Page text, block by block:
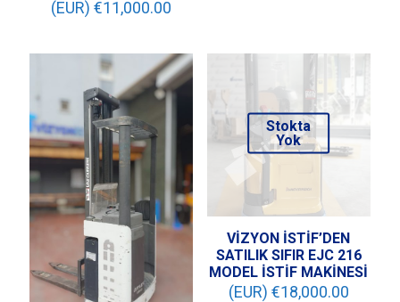
(EUR) €11,000.00
Stokta
Yok
VİZYON İSTİF’DEN
SATILIK SIFIR EJC 216
MODEL İSTİF MAKİNESİ
(EUR) €18,000.00